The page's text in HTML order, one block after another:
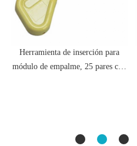
Herramienta de inserción para
módulo de empalme, 25 pares con